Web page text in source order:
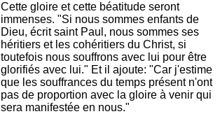
Cette gloire et cette béatitude seront
immenses. "Si nous sommes enfants de
Dieu, écrit saint Paul, nous sommes ses
héritiers et les cohéritiers du Christ, si
toutefois nous souffrons avec lui pour être
glorifiés avec lui." Et il ajoute: "Car j'estime
que les souffrances du temps présent n'ont
pas de proportion avec la gloire à venir qui
sera manifestée en nous."